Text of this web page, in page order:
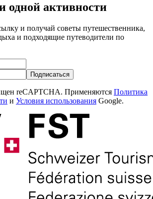
одной активности
и получай советы путешественника,
и подходящие путеводители по
Подписаться
reCAPTCHA. Применяются Политика
и Условия использования Google.